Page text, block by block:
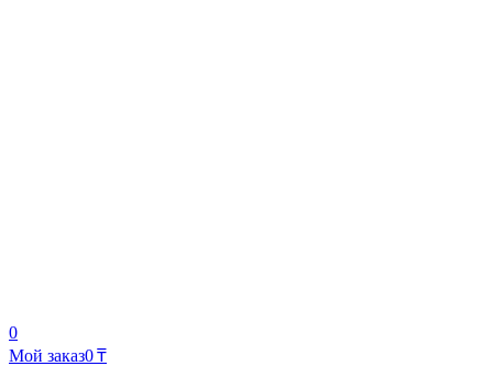
0
Мой заказ0 ₸